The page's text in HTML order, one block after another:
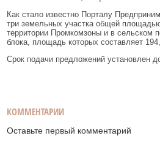
Как стало известно Порталу
три земельных участка общей
территории Промкомзоны и в сельском
блока, площадь которых составляет
Срок подачи предложений установлен
КОММЕНТАРИИ
Оставьте первый комментарий